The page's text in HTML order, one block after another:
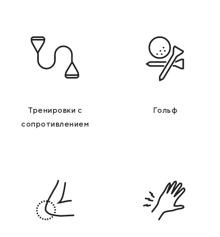
Тренировки с
сопротивлением
Гольф